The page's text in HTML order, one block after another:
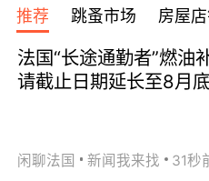
宾馆 108欧/天起
全程756欧/位
欧/天起
推荐 跳蚤市场 房屋
法国“长途通勤者”燃油
请截止日期延长至8月
闲聊法国 新闻我来找 31秒